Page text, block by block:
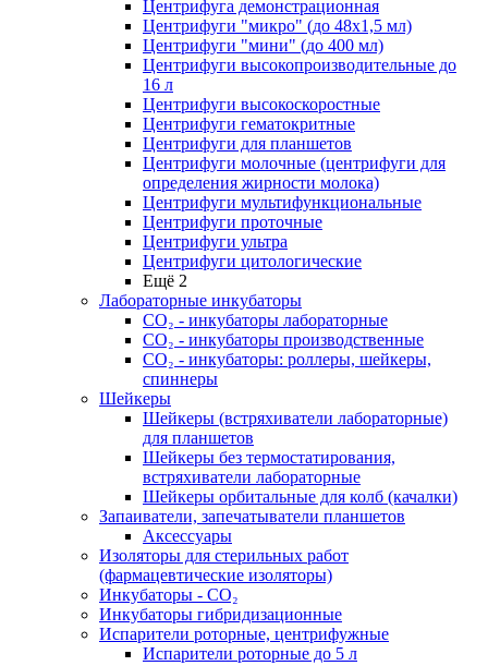
Центрифуга демонстрационная
Центрифуги "микро" (до 48x1,5 мл)
Центрифуги "мини" (до 400 мл)
Центрифуги высокопроизводительные до
16 л
Центрифуги высокоскоростные
Центрифуги гематокритные
Центрифуги для планшетов
Центрифуги молочные (центрифуги для
определения жирности молока)
Центрифуги мультифункциональные
Центрифуги проточные
Центрифуги ультра
Центрифуги цитологические
Ещё 2
Лабораторные инкубаторы
СО₂ - инкубаторы лабораторные
СО₂ - инкубаторы производственные
СО₂ - инкубаторы: роллеры, шейкеры,
спиннеры
Шейкеры
Шейкеры (встряхиватели лабораторные)
для планшетов
Шейкеры без термостатирования,
встряхиватели лабораторные
Шейкеры орбитальные для колб (качалки)
Запаиватели, запечатыватели планшетов
Аксессуары
Изоляторы для стерильных работ
(фармацевтические изоляторы)
Инкубаторы - CO₂
Инкубаторы гибридизационные
Испарители роторные, центрифужные
Испарители роторные до 5 л